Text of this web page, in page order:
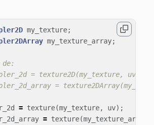
my_texture;
my_texture_array;
= texture2D(my_texture, uv);
=
= texture(my_texture, uv);
= texture(my_texture_array